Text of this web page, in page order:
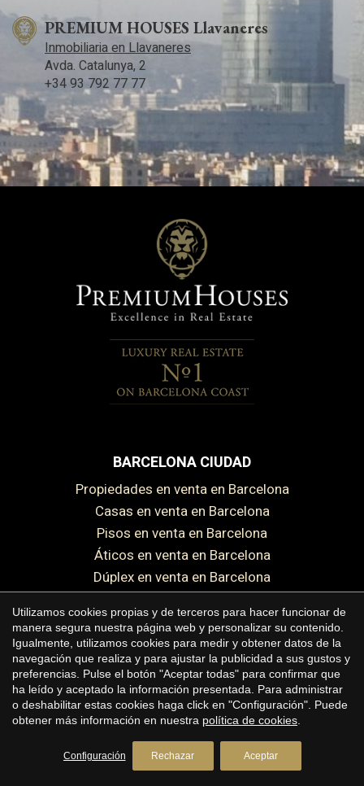
PREMIUM HOUSES Llavaneres
Inmobiliaria en Llavaneres
Avda. Catalunya, 2
+34 93 792 77 77
BARCELONA CIUDAD
Propiedades en venta en Barcelona
Casas en venta en Barcelona
Pisos en venta en Barcelona
Áticos en venta en Barcelona
Dúplex en venta en Barcelona
BARCELONA COSTA NORTE
Casas en venta en el Maresme
Pisos en venta en el Maresme
Masías en venta en el Maresme
Terrenos en venta en el Maresme
BARCELONA COSTA SUR
Casas en venta en Sitges
Utilizamos cookies propias y de terceros para hacer funcionar de
manera segura nuestra página web y personalizar su contenido.
Igualmente, utilizamos cookies para medir y obtener datos de la
navegación que realiza y para ajustar la publicidad a sus gustos y
preferencias. Pulse el botón "Aceptar todas" para confirmar que
ha leído y aceptado la información presentada. Para administrar
o deshabilitar estas cookies haga click en "Configuración". Puede
obtener más información en nuestra política de cookies
Configuración Rechazar Aceptar
Guardar configuración Aceptar todas